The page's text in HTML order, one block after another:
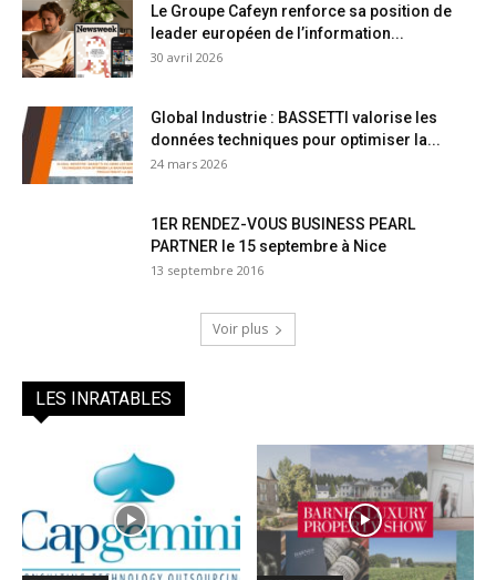
Le Groupe Cafeyn renforce sa position de
leader européen de l’information...
30 avril 2026
Global Industrie : BASSETTI valorise les
données techniques pour optimiser la...
24 mars 2026
1ER RENDEZ-VOUS BUSINESS PEARL
PARTNER le 15 septembre à Nice
13 septembre 2016
Voir plus
LES INRATABLES